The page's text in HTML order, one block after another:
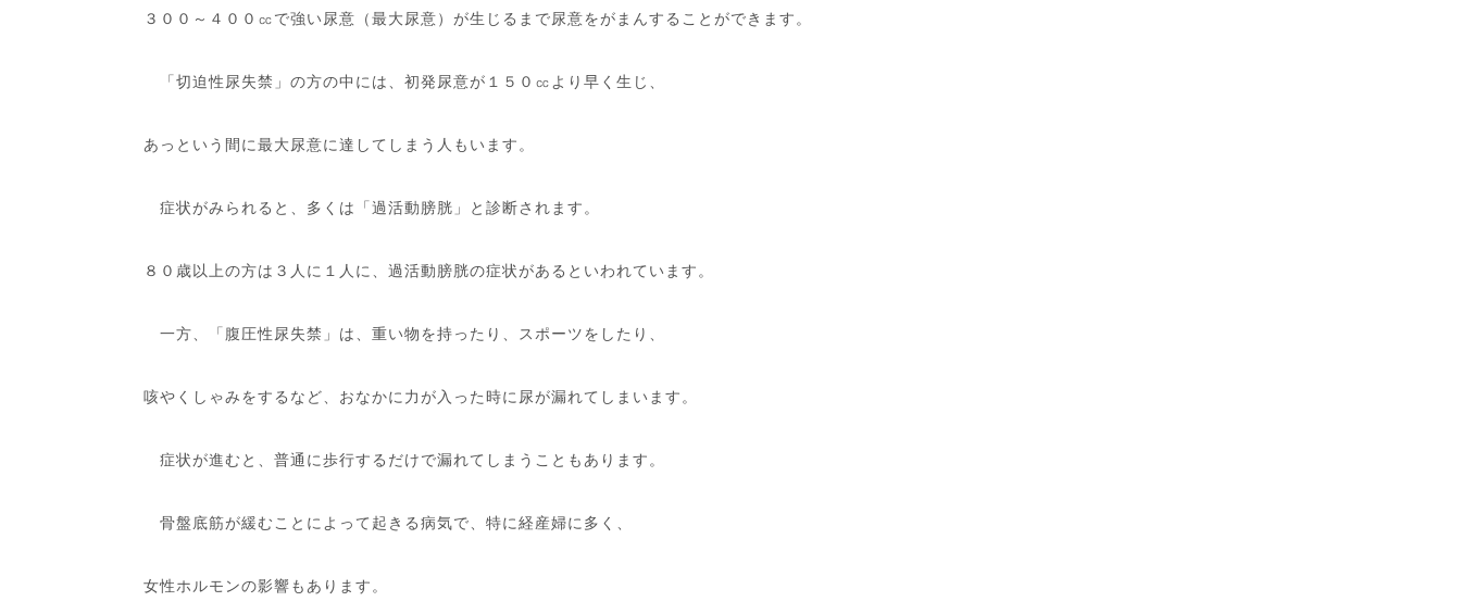
３００～４００㏄で強い尿意（最大尿意）が生じるまで尿意をがまんすることができます。
「切迫性尿失禁」の方の中には、初発尿意が１５０㏄より早く生じ、
あっという間に最大尿意に達してしまう人もいます。
症状がみられると、多くは「過活動膀胱」と診断されます。
８０歳以上の方は３人に１人に、過活動膀胱の症状があるといわれています。
一方、「腹圧性尿失禁」は、重い物を持ったり、スポーツをしたり、
咳やくしゃみをするなど、おなかに力が入った時に尿が漏れてしまいます。
症状が進むと、普通に歩行するだけで漏れてしまうこともあります。
骨盤底筋が緩むことによって起きる病気で、特に経産婦に多く、
女性ホルモンの影響もあります。